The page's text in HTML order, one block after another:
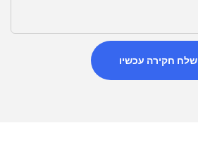
שלח חקירה עכשיו